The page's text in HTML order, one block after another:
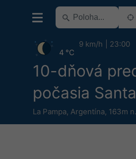
10-dňová
počasia
La Pampa, Argentína, 163m
4 °C
9 km/h 23:00